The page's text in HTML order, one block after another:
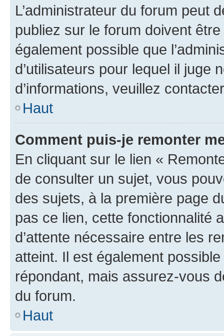
L’administrateur du forum peut
publiez sur le forum doivent
également possible que
d’utilisateurs pour lequel il juge
d’informations, veuillez
Haut
Comment puis-je remonter
En cliquant sur le lien «
de consulter un sujet, vous
des sujets, à la première page
pas ce lien, cette fonctionnalité
d’attente nécessaire entre les
atteint. Il est également
répondant, mais assurez-vous
du forum.
Haut